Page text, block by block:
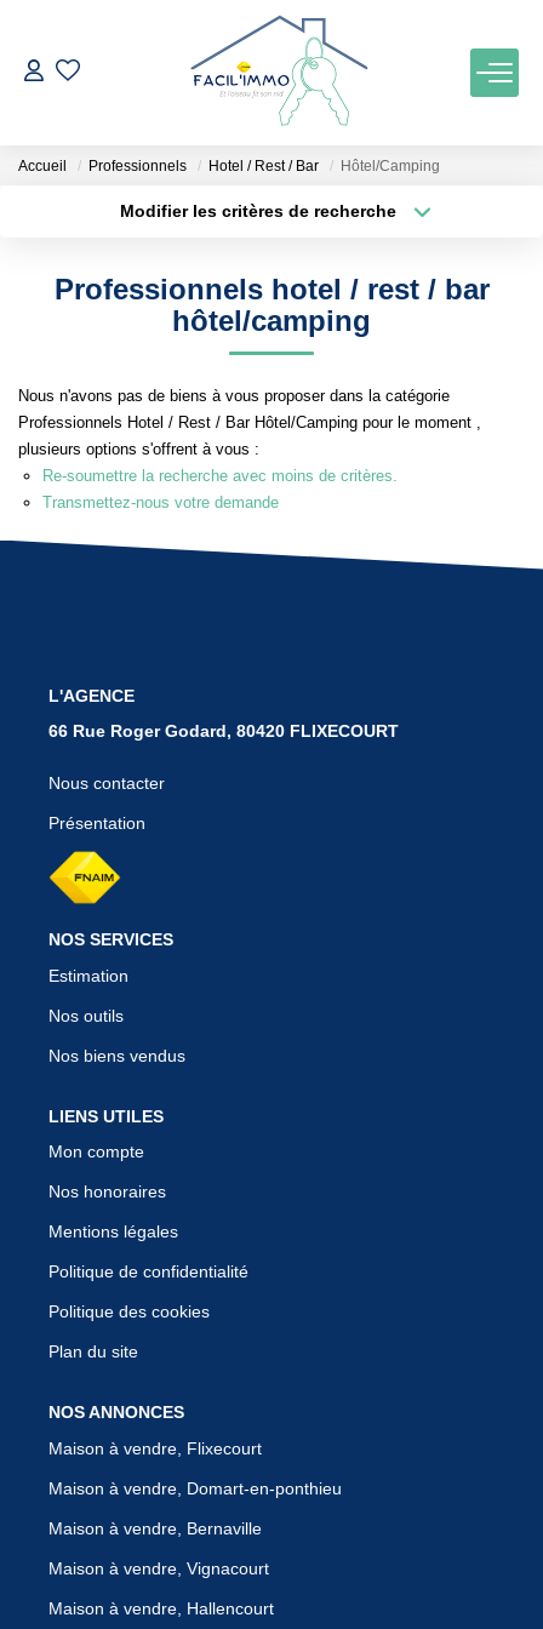
ACCUEIL
NOTRE AGENCE
Qui Sommes Nous
Nos Services
Accueil Professionnels Hotel / Rest / Bar Hôtel/Camping
Modifier les critères de recherche
Budget max
Professionnels hotel / rest / bar
hôtel/camping
Nous n'avons pas de biens à vous proposer dans la catégorie
Professionnels Hotel / Rest / Bar Hôtel/Camping pour le moment ,
plusieurs options s'offrent à vous :
Re-soumettre la recherche avec moins de critères.
Transmettez-nous votre demande
L'AGENCE
66 Rue Roger Godard, 80420 FLIXECOURT
Nous contacter
Présentation
NOS SERVICES
Estimation
Nos outils
Nos biens vendus
LIENS UTILES
Mon compte
Nos honoraires
Mentions légales
Politique de confidentialité
Politique des cookies
Plan du site
NOS ANNONCES
Maison à vendre, Flixecourt
Maison à vendre, Domart-en-ponthieu
Maison à vendre, Bernaville
Maison à vendre, Vignacourt
Maison à vendre, Hallencourt